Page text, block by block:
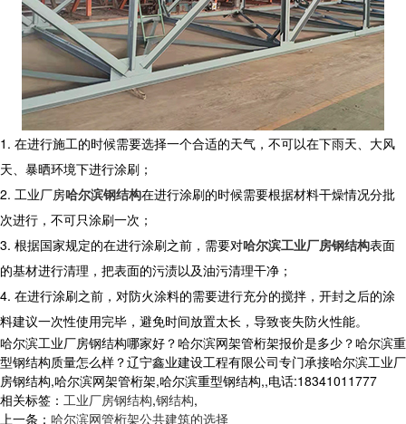
1. 在进行施工的时候需要选择一个合适的天气，不可以在下雨天、大风
天、暴晒环境下进行涂刷；
2. 工业厂房哈尔滨钢结构在进行涂刷的时候需要根据材料干燥情况分批
次进行，不可只涂刷一次；
3. 根据国家规定的在进行涂刷之前，需要对哈尔滨工业厂房钢结构表面
的基材进行清理，把表面的污渍以及油污清理干净；
4. 在进行涂刷之前，对防火涂料的需要进行充分的搅拌，开封之后的涂
料建议一次性使用完毕，避免时间放置太长，导致丧失防火性能。
哈尔滨工业厂房钢结构哪家好？哈尔滨网架管桁架报价是多少？哈尔滨重
型钢结构质量怎么样？辽宁鑫业建设工程有限公司专门承接哈尔滨工业厂
房钢结构,哈尔滨网架管桁架,哈尔滨重型钢结构,,电话:18341011777
相关标签： 工业厂房钢结构,钢结构,
上一条： 哈尔滨网管桁架公共建筑的选择